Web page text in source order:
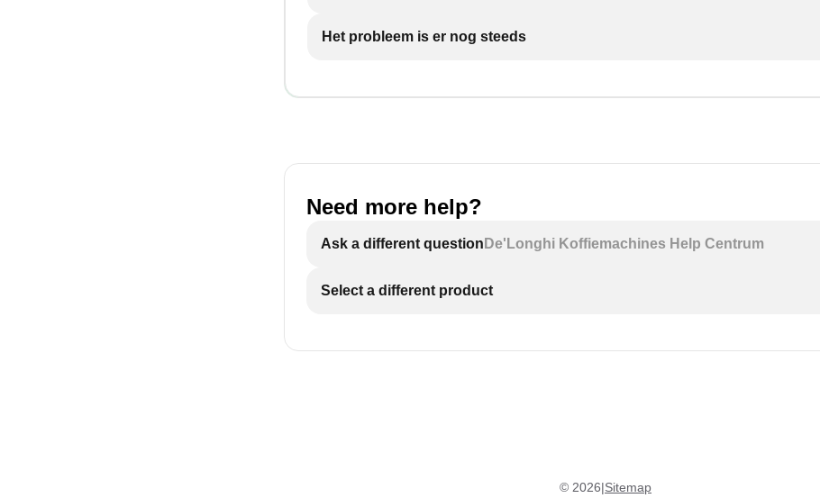
Het probleem is er nog steeds
Need more help?
Ask a different question De'Longhi Koffiemachines Help Centrum
Select a different product
© 2026|Sitemap